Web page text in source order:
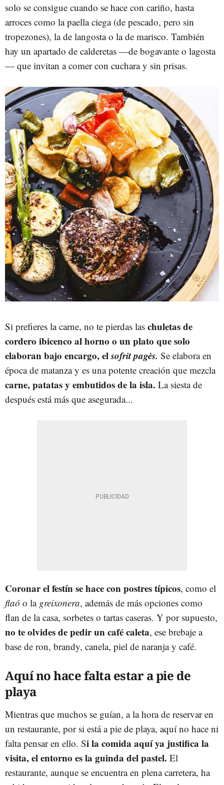
solo se consigue cuando se hace con cariño, hasta
arroces como la paella ciega (de pescado, pero sin
tropezones), la de langosta o la de marisco. También
hay un apartado de calderetas —de bogavante o lagosta
— que invitan a comer con cuchara y sin prisas.
Si prefieres la carne, no te pierdas las chuletas de
cordero ibicenco al horno o un plato que solo
elaboran bajo encargo, elsofrit pagès. Se elabora en
época de matanza y es una potente creación que mezcla
carne, patatas y embutidos de la isla. La siesta de
después está más que asegurada...
Coronar el festín se hace con postres típicos, como el
flaó o la greixonera, además de más opciones como
flan de la casa, sorbetes o tartas caseras. Y por supuesto,
no te olvides de pedir un café caleta, ese brebaje a
base de ron, brandy, canela, piel de naranja y café.
Aquí no hace falta estar a pie de
playa
Mientras que muchos se guían, a la hora de reservar en
un restaurante, por si está a pie de playa, aquí no hace ni
falta pensar en ello. Si la comida aquí ya justifica la
visita, el entorno es la guinda del pastel. El
restaurante, aunque se encuentra en plena carretera, ha